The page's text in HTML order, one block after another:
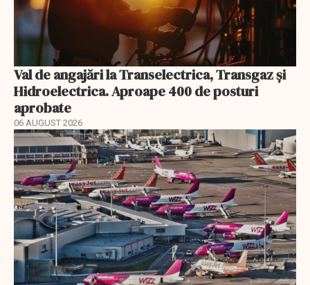
Val de angajări la Transelectrica, Transgaz și
Hidroelectrica. Aproape 400 de posturi
aprobate
06 AUGUST 2026